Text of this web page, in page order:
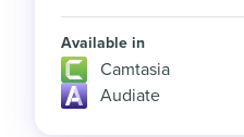
Available in
Camtasia
Audiate